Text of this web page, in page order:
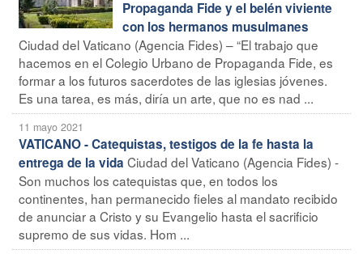
Propaganda Fide y el belén viviente
con los hermanos musulmanes
Ciudad del Vaticano (Agencia Fides) – “El trabajo que
hacemos en el Colegio Urbano de Propaganda Fide, es
formar a los futuros sacerdotes de las iglesias jóvenes.
Es una tarea, es más, diría un arte, que no es nad ...
11 mayo 2021
VATICANO - Catequistas, testigos de la fe hasta la
entrega de la vida Ciudad del Vaticano (Agencia Fides) -
Son muchos los catequistas que, en todos los
continentes, han permanecido fieles al mandato recibido
de anunciar a Cristo y su Evangelio hasta el sacrificio
supremo de sus vidas. Hom ...